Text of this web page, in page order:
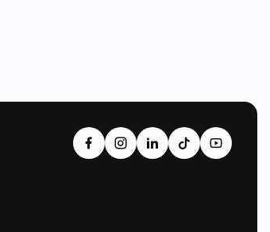
Accéder au compte : Facebook
Accéder au compte :
Accéder au compte :
Accéder au
Accéder